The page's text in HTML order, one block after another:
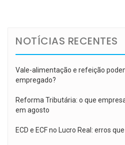
NOTÍCIAS RECENTES
Vale-alimentação e refeição
empregado?
Reforma Tributária: o que
em agosto
ECD e ECF no Lucro Real: erros